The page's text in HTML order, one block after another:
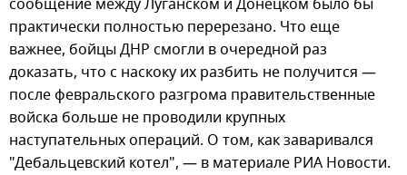
практически полностью перерезано. Что еще
важнее, бойцы ДНР смогли в очередной раз
доказать, что с наскоку их разбить не получится —
после февральского разгрома правительственные
войска больше не проводили крупных
наступательных операций. О том, как заваривался
"Дебальцевский котел", — в материале РИА Новости.